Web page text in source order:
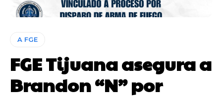
A FGE
FGE Tijuana asegura a
Brandon “N” por